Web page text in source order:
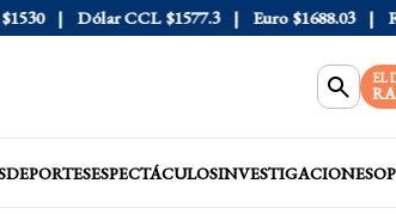
Dólar CCL $1577.3 Euro $1688.03
EL
DEPORTESESPECTÁCULOSINVESTIGACIONES